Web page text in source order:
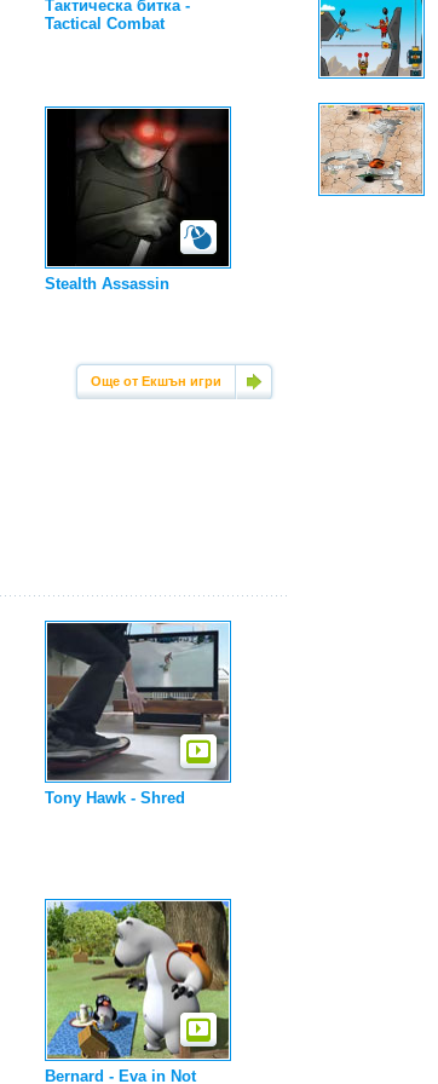
Тактическа битка -
Tactical Combat
Stealth Assassin
Още от Екшън игри
Tony Hawk - Shred
Bernard - Eva in Not